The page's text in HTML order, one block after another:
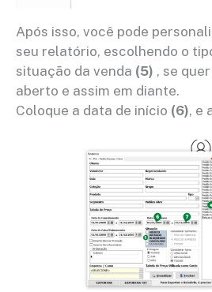
Após isso, você pode
seu relatório, escolhendo o
situação da venda (5) , se
aberto e assim em diante.
Coloque a data de início (6), e